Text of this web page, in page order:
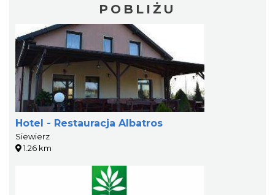
POBLIŻU
Hotel - Restauracja Albatros
Siewierz
1.26 km